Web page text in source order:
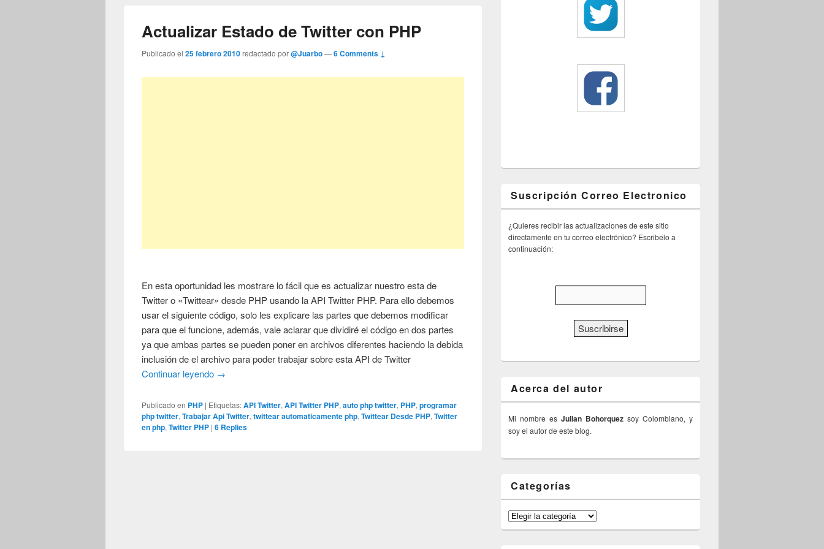
Actualizar Estado de Twitter con PHP
Publicado el25 febrero 2010redactado por@Juarbo—6 Comments ↓
En esta oportunidad les mostrare lo fácil que es actualizar nuestro esta de
Twitter o «Twittear» desde PHP usando la API Twitter PHP. Para ello debemos
usar el siguiente código, solo les explicare las partes que debemos modificar
para que el funcione, además, vale aclarar que dividiré el código en dos partes
ya que ambas partes se pueden poner en archivos diferentes haciendo la debida
inclusión de el archivo para poder trabajar sobre esta API de Twitter
Continuar leyendo →
Publicado en PHP | Etiquetas:API Twitter,API Twitter PHP,auto php twitter, PHP,programar
php twitter,Trabajar Api Twitter,twittear automaticamente php,Twittear Desde PHP,Twitter
en php,Twitter PHP |6 Replies
Suscripción Correo Electronico
¿Quieres recibir las actualizaciones de este sitio
directamente en tu correo electrónico? Escribelo a
continuación:
Acerca del autor
Mi nombre es Julian Bohorquez soy Colombiano, y
soy el autor de este blog.
Categorías
Categorías